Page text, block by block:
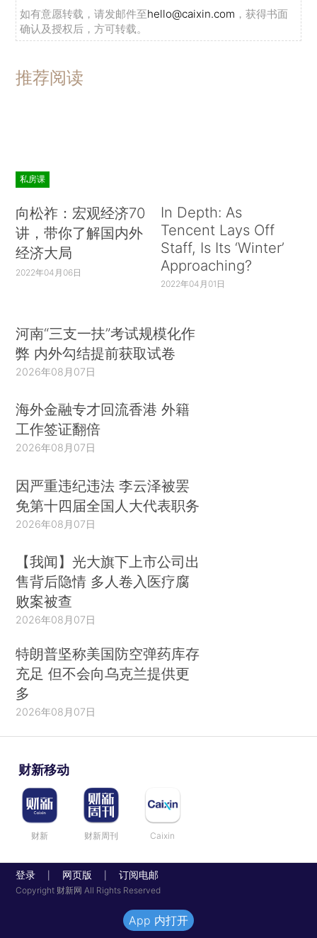
如有意愿转载，请发邮件至hello@caixin.com ，获得书面
确认及授权后，方可转载。
推荐阅读
私房课
向松祚：宏观经济70
讲，带你了解国内外
经济大局
2022年04月06日
In Depth: As
Tencent Lays Off
Staff, Is Its ‘Winter’
Approaching?
2022年04月01日
河南“三支一扶”考试规模化作
弊 内外勾结提前获取试卷
2026年08月07日
海外金融专才回流香港 外籍
工作签证翻倍
2026年08月07日
因严重违纪违法 李云泽被罢
免第十四届全国人大代表职务
2026年08月07日
【我闻】光大旗下上市公司出
售背后隐情 多人卷入医疗腐
败案被查
2026年08月07日
特朗普坚称美国防空弹药库存
充足 但不会向乌克兰提供更
多
2026年08月07日
财新移动
财新 财新周刊 Caixin
登录 网页版 订阅电邮
Copyright 财新网 All Rights Reserved
App 内打开